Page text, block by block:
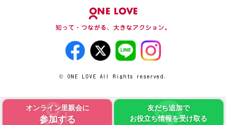
オンライン里親会に
参加する
友だち追加で
お役立ち情報を受け取る
© ONE LOVE All Rights reserved.